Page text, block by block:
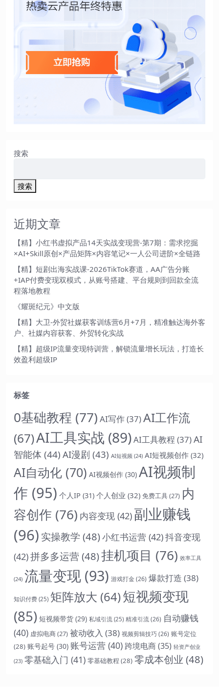
搜索
搜索
近期文章
【精】小红书虚拟产品14天实战变现营-第7期：需求挖掘
×AI+Skill原创×产品矩阵×内容笔记×一人公司进阶×全链路
【精】短剧出海实战课-2026TikTok赛道，AA广告分账
+IAP付费变现双模式，从账号搭建、平台规则到回款全流
程落地教程
《耀斑纪元》中文版
【精】大卫-外贸社媒获客训练营6月+7月，精准触达海外客
户、社媒内容获客、外贸转化实战
【精】超级IP流量变现特训营，解锁流量增长玩法，打造长
效盈利超级IP
标签
0基础教程 (77) AI写作(37)AI工作流
(67)AI工具实战 (89)AI工具教程 (37)AI
智能体 (44) AI漫剧 (43) AI短视频 (24) AI短视频创作 (32)
AI自动化 (70) AI视频创作 (30) AI视频制
作 (95) 个人IP (31) 个人创业 (32) 免费工具(27) 内
容创作 (76) 内容变现 (42) 副业赚钱
(96) 实操教学 (48)小红书运营 (42)抖音变现
(42)拼多多运营 (48)挂机项目 (76) 效率工具
(24) 流量变现 (93) 游戏打金(26) 爆款打造 (38)
知识付费 (25) 矩阵放大 (64)短视频变现
(85) 短视频带货 (29) 私域引流 (25) 精准引流(26) 自动赚钱
(40) 虚拟电商(27) 被动收入 (38) 视频剪辑技巧(26) 账号定位
(28) 账号起号 (30) 账号运营 (40) 跨境电商(35) 轻资产创业
(23) 零基础入门 (41) 零基础教程 (28) 零成本创业 (48)